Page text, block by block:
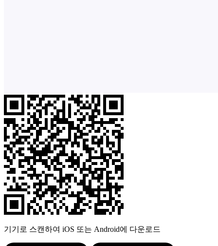
기기로 스캔하여 iOS 또는 Android에 다운로드